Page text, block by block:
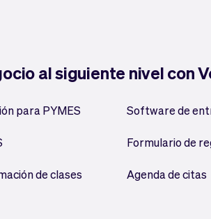
al siguiente nivel con
para PYMES Software de
Formulario de
de clases Agenda de citas